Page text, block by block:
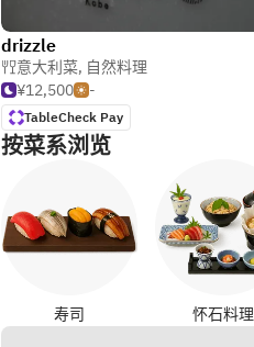
drizzle
意大利菜, 自然料理
¥12,500
-
TableCheck Pay
按菜系浏览
寿司 怀石料理